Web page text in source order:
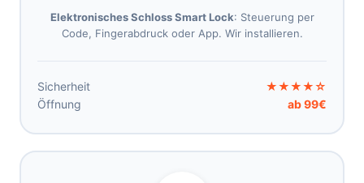
Elektronisches Schloss Smart Lock: Steuerung per
Code, Fingerabdruck oder App. Wir installieren.
Sicherheit
★★★★☆
Öffnung
ab 99€